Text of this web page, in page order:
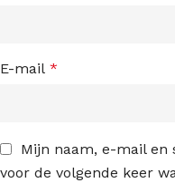
E-mail *
Mijn naam, e-mail en
voor de volgende keer